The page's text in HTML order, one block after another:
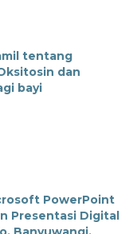
tentang
dan
bayi
PowerPoint
Presentasi Digital